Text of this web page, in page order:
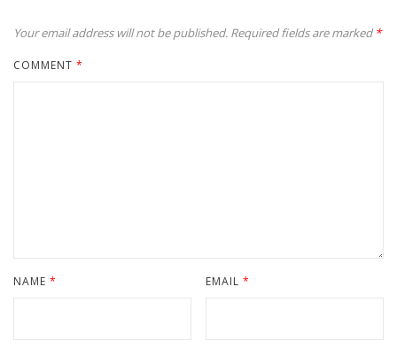
Your email address will not be published. Required fields are marked*
COMMENT *
NAME * EMAIL*